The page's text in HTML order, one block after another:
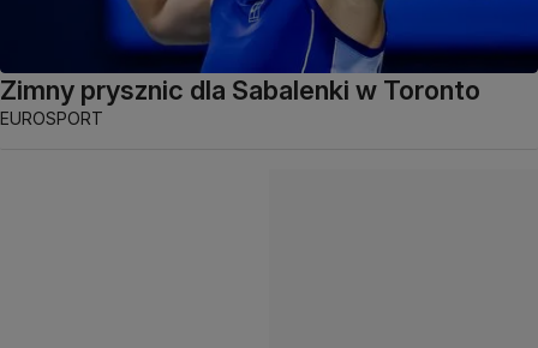
Zimny prysznic dla Sabalenki w Toronto
EUROSPORT